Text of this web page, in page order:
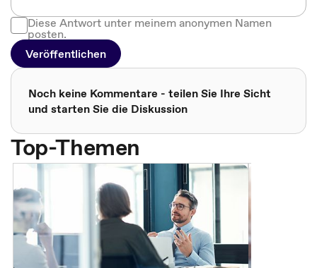
Diese Antwort unter meinem anonymen Namen
posten.
Veröffentlichen
Noch keine Kommentare - teilen Sie Ihre Sicht
und starten Sie die Diskussion
Top-Themen